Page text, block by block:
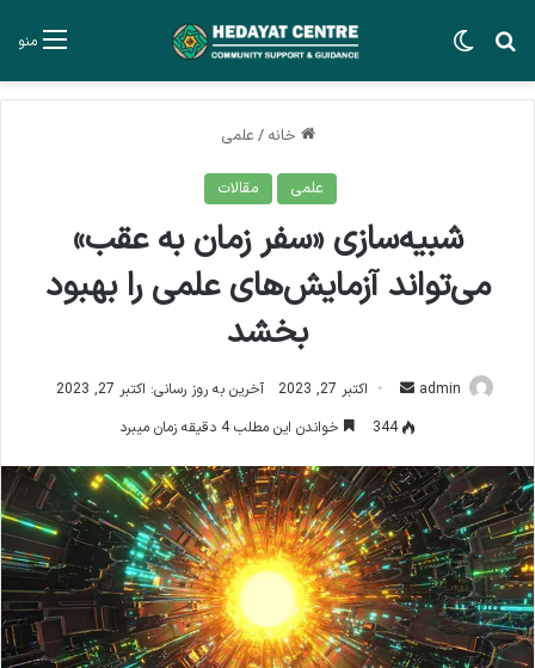
منو جستجو برایتغییر پوسته
خانه /علمی
علمی مقالات
شبیه‌سازی «سفر زمان به عقب»
می‌تواند آزمایش‌های علمی را بهبود
بخشد
admin
ارسال
ایمیل
اکتبر 27, 2023
آخرین به روز رسانی: اکتبر 27, 2023
344
خواندن این مطلب 4 دقیقه زمان میبرد